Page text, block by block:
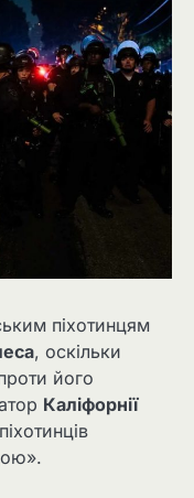
піхотинцям
, оскільки
його
Каліфорнії